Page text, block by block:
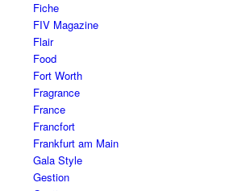
Fiche
FIV Magazine
Flair
Food
Fort Worth
Fragrance
France
Francfort
Frankfurt am Main
Gala Style
Gestion